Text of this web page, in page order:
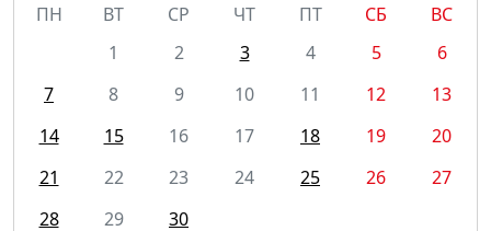
ПН
ВТ СР ЧТ ПТ СБ
ВС
1
2 3 4 5
6
7
8 9 10 11 12
13
14
15 16 17 18 19
20
21
22 23 24 25 26
27
28
29 30